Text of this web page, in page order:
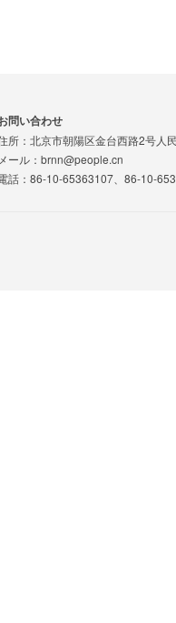
問い合わせ
所：北京市朝陽区金台西路2号人
メール：brnn@people.cn
話：86-10-65363107、86-10-